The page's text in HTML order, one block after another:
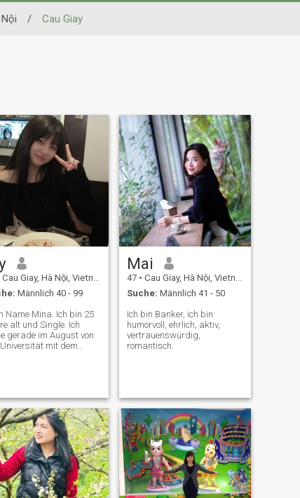
/ Cau Giay
Cau Giay, Hà Nội, Vietnam
Männlich 40 - 99
Name Mina. Ich bin 25
alt und Single. Ich
gerade im August von
mit dem
und koche. Ich bin ein
und fleißiger
Ich bin begierig,
Dinge zu lernen und bin
im Team zu arbeiten.
mich problemlos an
neue Arbeitsumgebung
und ergreife bei
Initiative
Mai
47 • Cau Giay, Hà Nội, Vietnam
Suche: Männlich 41 - 50
Ich bin Banker, ich bin
humorvoll, ehrlich, aktiv,
vertrauenswürdig,
romantisch.